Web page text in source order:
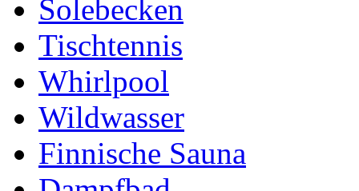
Solebecken
Tischtennis
Whirlpool
Wildwasser
Finnische Sauna